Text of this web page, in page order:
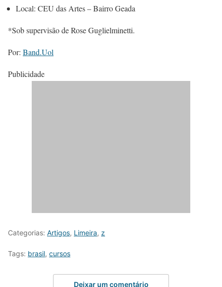
Local: CEU das Artes – Bairro Geada
*Sob supervisão de Rose Guglielminetti.
Por: Band.Uol
Publicidade
Categorias: Artigos, Limeira, z
Tags: brasil, cursos
Deixar um comentário